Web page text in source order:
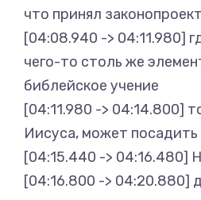
что принял законопроект
[04:08.940 -> 04:11.980]
чего-то столь же
библейское учение
[04:11.980 -> 04:14.800]
Иисуса, может посадить
[04:15.440 -> 04:16.480]
[04:16.800 -> 04:20.880]